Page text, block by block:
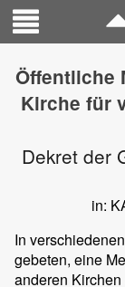
Öffentliche
Kirche für
Dekret der
in:
In
gebeten, eine
anderen